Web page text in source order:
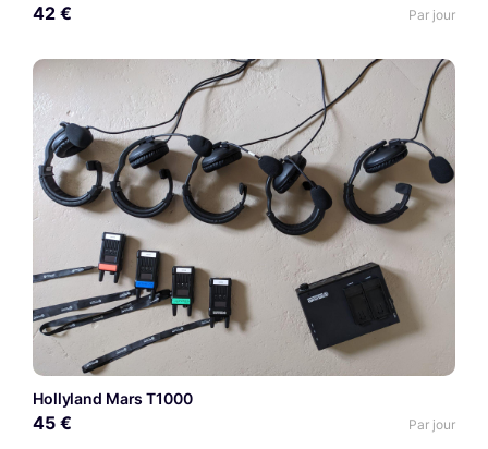
42 € Par jour
Hollyland Mars T1000
45 € Par jour